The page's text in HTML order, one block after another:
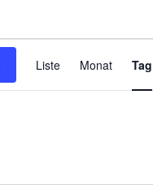
Ansichten-
Navigation
Liste Monat Tag